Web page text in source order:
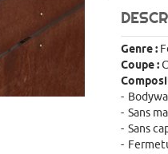
Genre :
Coupe :
Sans
Sans